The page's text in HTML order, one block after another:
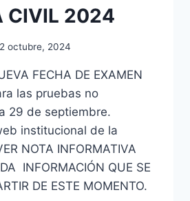
CIVIL 2024
2 octubre, 2024
FECHA DE EXAMEN
las pruebas no
29 de septiembre.
institucional de la
NOTA INFORMATIVA
INFORMACIÓN QUE SE
DE ESTE MOMENTO.